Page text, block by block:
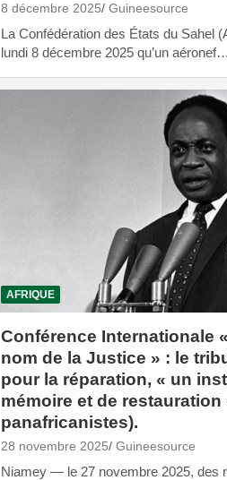
8 décembre 2025 Guineesource
La Confédération des États du Sahel
lundi 8 décembre 2025 qu’un aéronef…
AFRIQUE
Conférence Internationale
nom de la Justice » : le
pour la réparation, « un
mémoire et de restauration
panafricanistes).
28 novembre 2025 Guineesource
Niamey — le 27 novembre 2025, des